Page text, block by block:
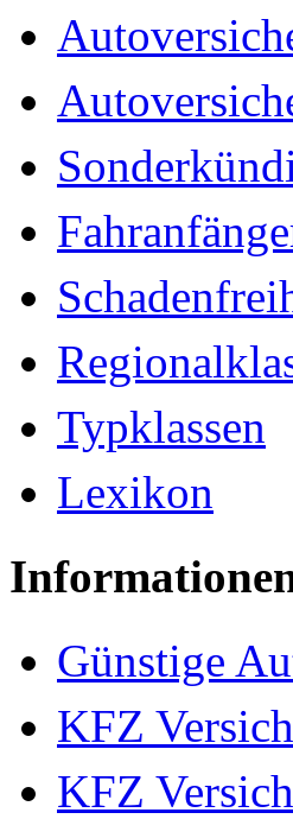
Typklassen
Lexikon
Günstige
KFZ
KFZ